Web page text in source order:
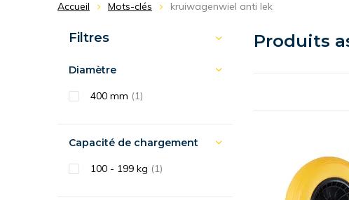
Accueil Mots-clés kruiwagenwiel anti lek
Produits
Filtres
Diamètre
400 mm (1)
Capacité de chargement
100 - 199 kg (1)